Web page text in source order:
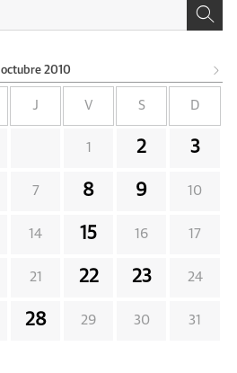
octubre 2010
J V S D
1 2 3
7 8 9 10
14 15 16 17
21 22 23 24
28 29 30 31